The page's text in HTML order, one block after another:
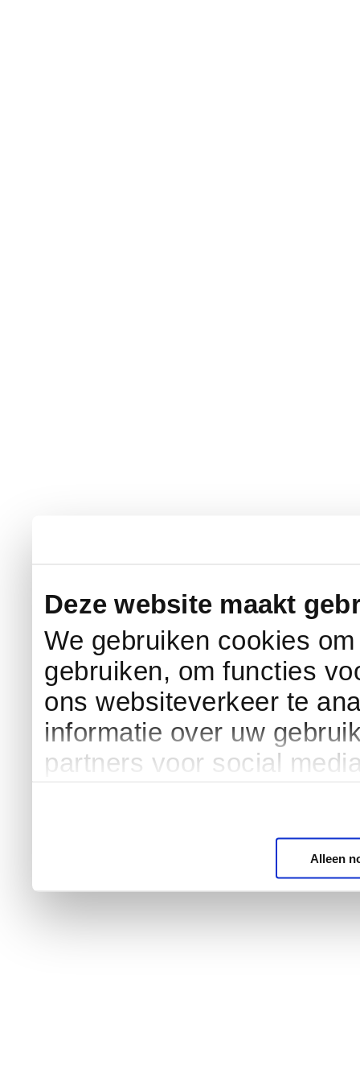
Deze website maakt
We gebruiken cookies
gebruiken, om functies
ons websiteverkeer te
informatie over uw
partners voor social
Alleen